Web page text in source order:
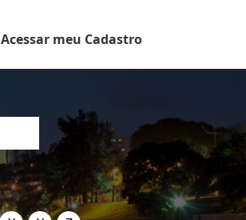
Acessar meu Cadastro